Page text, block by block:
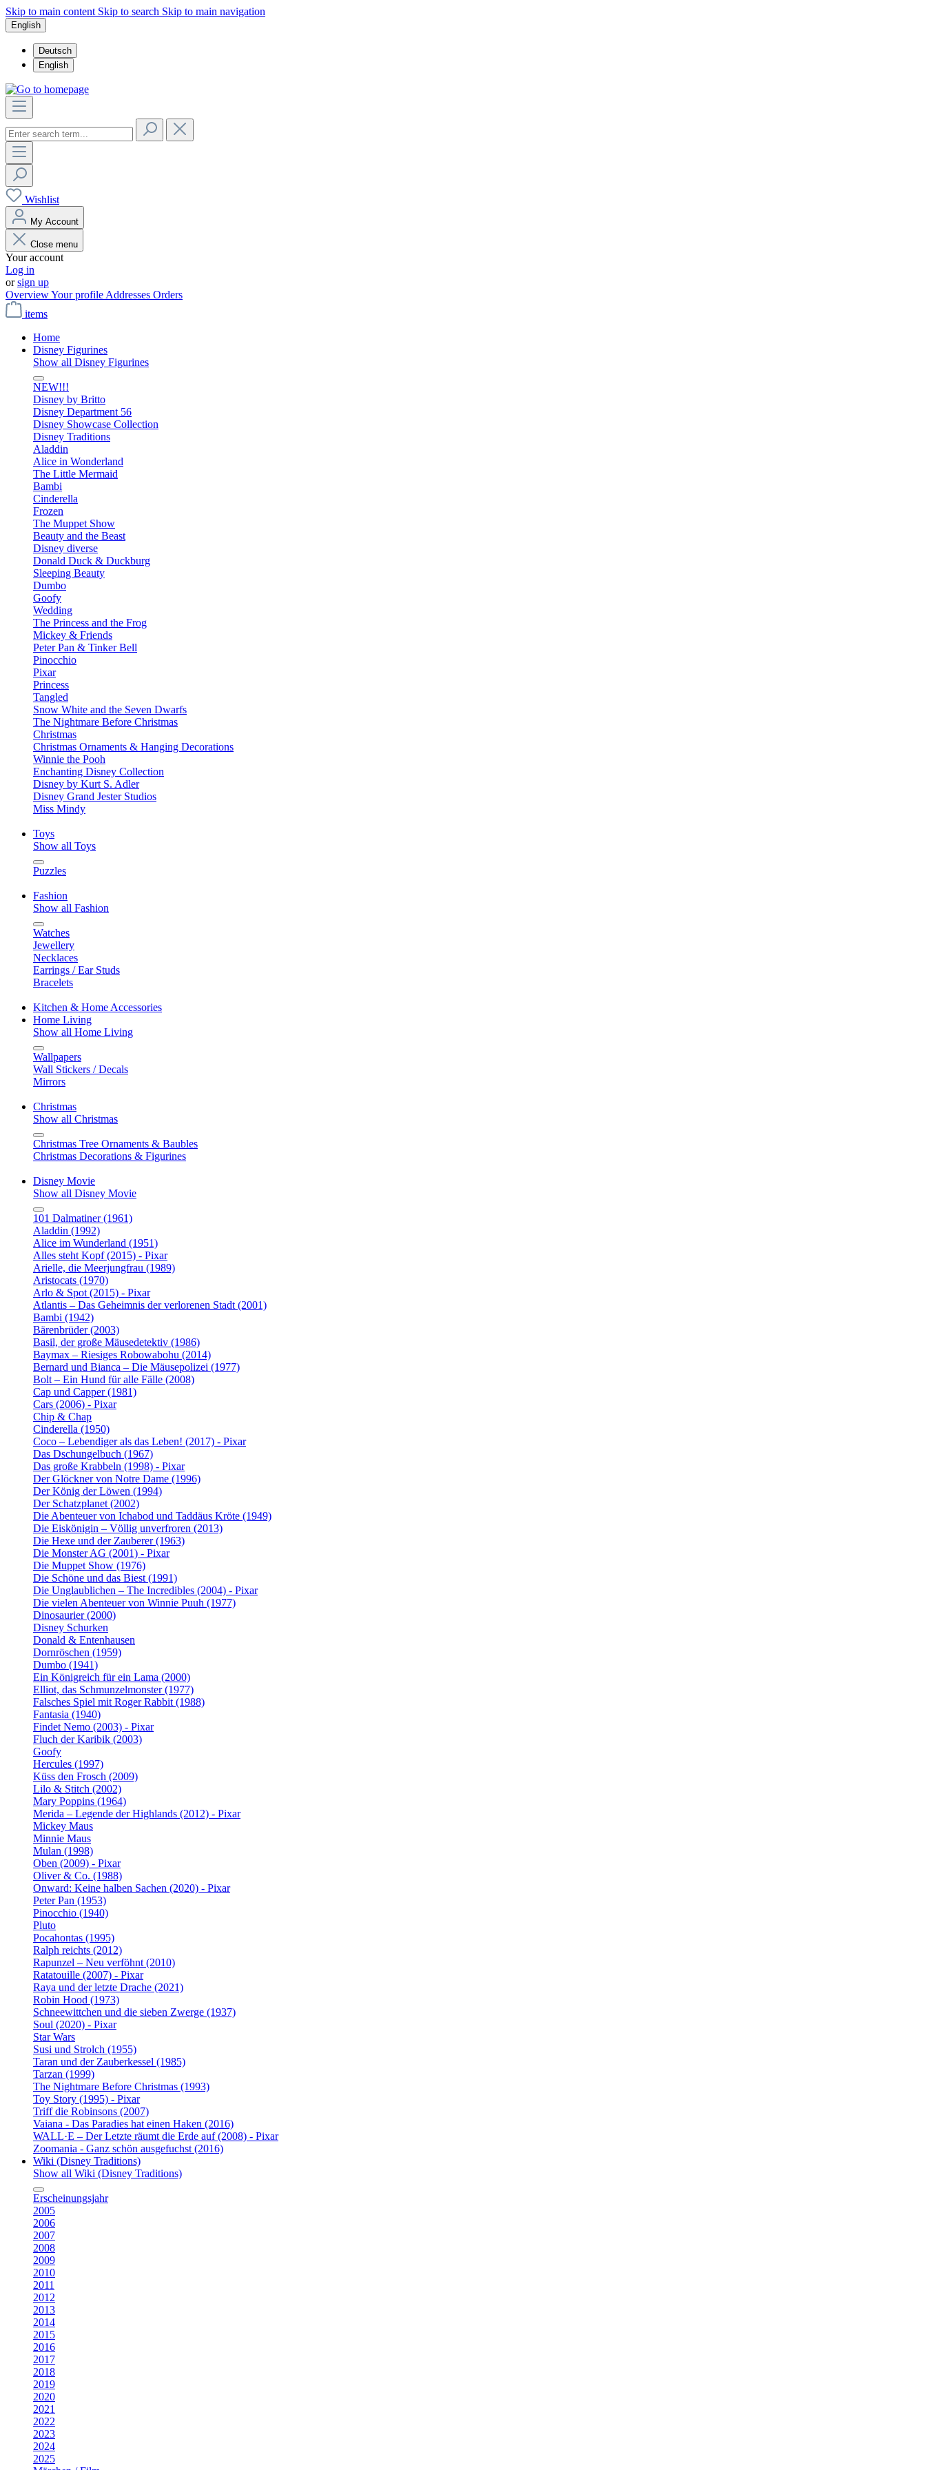
Skip to main content Skip to search Skip to main navigation
English
Deutsch
English
Wishlist
My Account
Close menu
Your account
Log in
orsign up
OverviewYour profile Addresses Orders
items
Home
Disney Figurines
Show all Disney Figurines
NEW!!!
Disney by Britto
Disney Department 56
Disney Showcase Collection
Disney Traditions
Aladdin
Alice in Wonderland
The Little Mermaid
Bambi
Cinderella
Frozen
The Muppet Show
Beauty and the Beast
Disney diverse
Donald Duck & Duckburg
Sleeping Beauty
Dumbo
Goofy
Wedding
The Princess and the Frog
Mickey & Friends
Peter Pan & Tinker Bell
Pinocchio
Pixar
Princess
Tangled
Snow White and the Seven Dwarfs
The Nightmare Before Christmas
Christmas
Christmas Ornaments & Hanging Decorations
Winnie the Pooh
Enchanting Disney Collection
Disney by Kurt S. Adler
Disney Grand Jester Studios
Miss Mindy
Toys
Show all Toys
Puzzles
Fashion
Show all Fashion
Watches
Jewellery
Necklaces
Earrings / Ear Studs
Bracelets
Kitchen & Home Accessories
Home Living
Show all Home Living
Wallpapers
Wall Stickers / Decals
Mirrors
Christmas
Show all Christmas
Christmas Tree Ornaments & Baubles
Christmas Decorations & Figurines
Disney Movie
Show all Disney Movie
101 Dalmatiner (1961)
Aladdin (1992)
Alice im Wunderland (1951)
Alles steht Kopf (2015) - Pixar
Arielle, die Meerjungfrau (1989)
Aristocats (1970)
Arlo & Spot (2015) - Pixar
Atlantis – Das Geheimnis der verlorenen Stadt (2001)
Bambi (1942)
Bärenbrüder (2003)
Basil, der große Mäusedetektiv (1986)
Baymax – Riesiges Robowabohu (2014)
Bernard und Bianca – Die Mäusepolizei (1977)
Bolt – Ein Hund für alle Fälle (2008)
Cap und Capper (1981)
Cars (2006) - Pixar
Chip & Chap
Cinderella (1950)
Coco – Lebendiger als das Leben! (2017) - Pixar
Das Dschungelbuch (1967)
Das große Krabbeln (1998) - Pixar
Der Glöckner von Notre Dame (1996)
Der König der Löwen (1994)
Der Schatzplanet (2002)
Die Abenteuer von Ichabod und Taddäus Kröte (1949)
Die Eiskönigin – Völlig unverfroren (2013)
Die Hexe und der Zauberer (1963)
Die Monster AG (2001) - Pixar
Die Muppet Show (1976)
Die Schöne und das Biest (1991)
Die Unglaublichen – The Incredibles (2004) - Pixar
Die vielen Abenteuer von Winnie Puuh (1977)
Dinosaurier (2000)
Disney Schurken
Donald & Entenhausen
Dornröschen (1959)
Dumbo (1941)
Ein Königreich für ein Lama (2000)
Elliot, das Schmunzelmonster (1977)
Falsches Spiel mit Roger Rabbit (1988)
Fantasia (1940)
Findet Nemo (2003) - Pixar
Fluch der Karibik (2003)
Goofy
Hercules (1997)
Küss den Frosch (2009)
Lilo & Stitch (2002)
Mary Poppins (1964)
Merida – Legende der Highlands (2012) - Pixar
Mickey Maus
Minnie Maus
Mulan (1998)
Oben (2009) - Pixar
Oliver & Co. (1988)
Onward: Keine halben Sachen (2020) - Pixar
Peter Pan (1953)
Pinocchio (1940)
Pluto
Pocahontas (1995)
Ralph reichts (2012)
Rapunzel – Neu verföhnt (2010)
Ratatouille (2007) - Pixar
Raya und der letzte Drache (2021)
Robin Hood (1973)
Schneewittchen und die sieben Zwerge (1937)
Soul (2020) - Pixar
Star Wars
Susi und Strolch (1955)
Taran und der Zauberkessel (1985)
Tarzan (1999)
The Nightmare Before Christmas (1993)
Toy Story (1995) - Pixar
Triff die Robinsons (2007)
Vaiana - Das Paradies hat einen Haken (2016)
WALL·E – Der Letzte räumt die Erde auf (2008) - Pixar
Zoomania - Ganz schön ausgefuchst (2016)
Wiki (Disney Traditions)
Show all Wiki (Disney Traditions)
Erscheinungsjahr
2005
2006
2007
2008
2009
2010
2011
2012
2013
2014
2015
2016
2017
2018
2019
2020
2021
2022
2023
2024
2025